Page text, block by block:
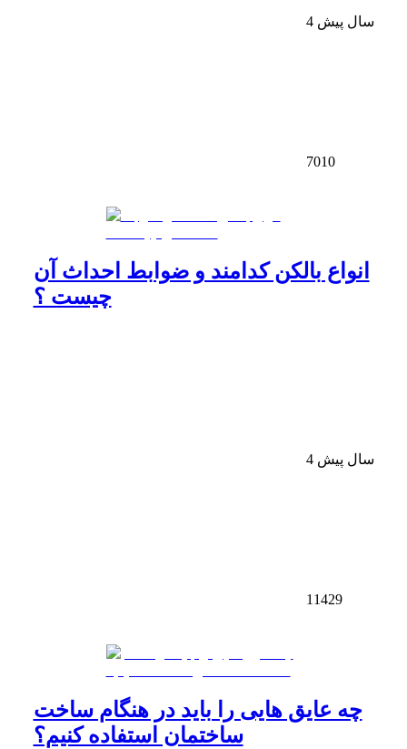
4 سال پیش
7010
انواع بالکن کدامند و ضوابط احداث آن
چیست ؟
4 سال پیش
11429
چه عایق هایی را باید در هنگام ساخت
ساختمان استفاده کنیم؟